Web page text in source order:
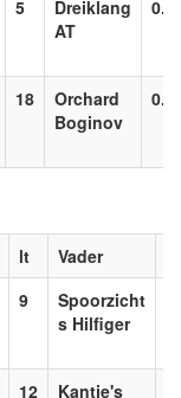
5
Dreiklang
AT
18
Orchard
Boginov
lt Vader
9
Spoorzicht
s Hilfiger
12
Kantje's